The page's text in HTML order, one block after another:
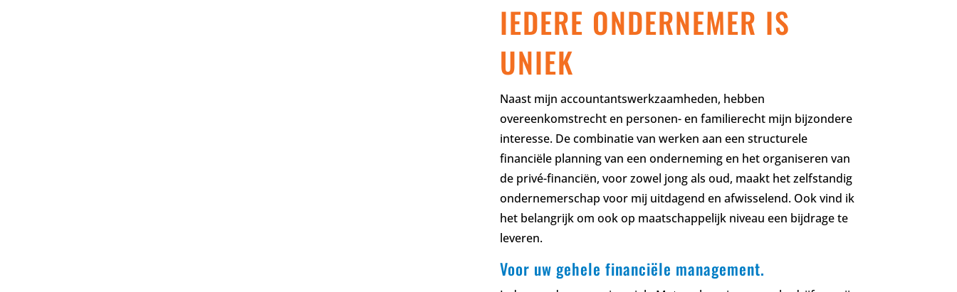
IEDERE ONDERNEMER IS
UNIEK
Naast mijn accountantswerkzaamheden, hebben
overeenkomstrecht en personen- en familierecht mijn bijzondere
interesse. De combinatie van werken aan een structurele
financiële planning van een onderneming en het organiseren van
de privé-financiën, voor zowel jong als oud, maakt het zelfstandig
ondernemerschap voor mij uitdagend en afwisselend. Ook vind ik
het belangrijk om ook op maatschappelijk niveau een bijdrage te
leveren.
Voor uw gehele financiële management.